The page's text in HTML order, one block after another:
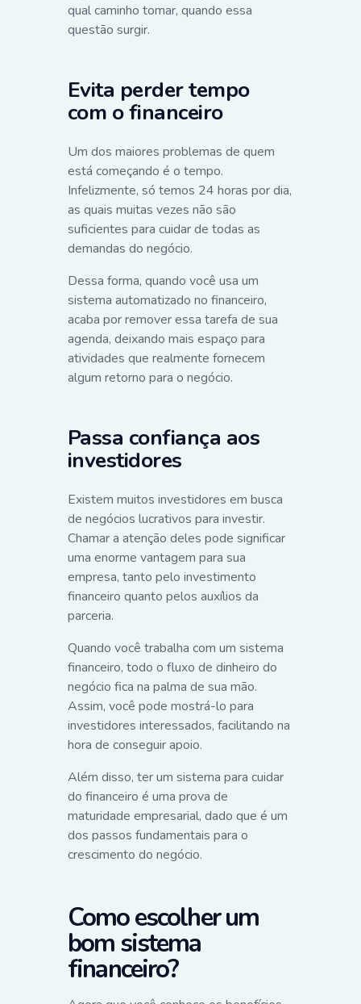
qual caminho tomar, quando essa
questão surgir.
Evita perder tempo
com o financeiro
Um dos maiores problemas de quem
está começando é o tempo.
Infelizmente, só temos 24 horas por dia,
as quais muitas vezes não são
suficientes para cuidar de todas as
demandas do negócio.
Dessa forma, quando você usa um
sistema automatizado no financeiro,
acaba por remover essa tarefa de sua
agenda, deixando mais espaço para
atividades que realmente fornecem
algum retorno para o negócio.
Passa confiança aos
investidores
Existem muitos investidores em busca
de negócios lucrativos para investir.
Chamar a atenção deles pode significar
uma enorme vantagem para sua
empresa, tanto pelo investimento
financeiro quanto pelos auxílios da
parceria.
Quando você trabalha com um sistema
financeiro, todo o fluxo de dinheiro do
negócio fica na palma de sua mão.
Assim, você pode mostrá-lo para
investidores interessados, facilitando na
hora de conseguir apoio.
Além disso, ter um sistema para cuidar
do financeiro é uma prova de
maturidade empresarial, dado que é um
dos passos fundamentais para o
crescimento do negócio.
Como escolher um
bom sistema
financeiro?